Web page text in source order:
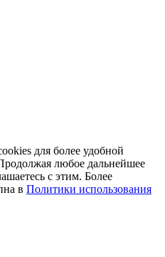
для более удобной
любое дальнейшее
с этим. Более
в Политики использования